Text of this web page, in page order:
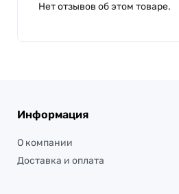
Нет отзывов об этом товаре.
Информация
О компании
Доставка и оплата